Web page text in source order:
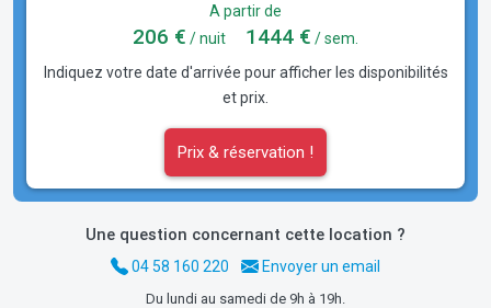
A partir de
206 € / nuit 1444 € / sem.
Indiquez votre date d'arrivée pour afficher les disponibilités
et prix.
Prix & réservation !
Une question concernant cette location ?
04 58 160 220 Envoyer un email
Du lundi au samedi de 9h à 19h.